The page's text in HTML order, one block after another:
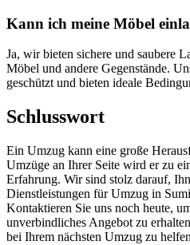
Kann ich meine Möbel
Ja, wir bieten sichere und saubere
Möbel und andere Gegenstände.
geschützt und bieten ideale
Schlusswort
Ein Umzug kann eine große
Umzüge an Ihrer Seite wird er zu
Erfahrung. Wir sind stolz darauf,
Dienstleistungen für Umzug in
Kontaktieren Sie uns noch heute,
unverbindliches Angebot zu
bei Ihrem nächsten Umzug zu